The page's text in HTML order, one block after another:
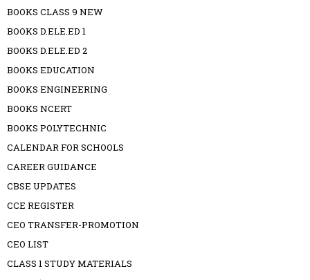
BOOKS CLASS 9 NEW
BOOKS D.ELE.ED 1
BOOKS D.ELE.ED 2
BOOKS EDUCATION
BOOKS ENGINEERING
BOOKS NCERT
BOOKS POLYTECHNIC
CALENDAR FOR SCHOOLS
CAREER GUIDANCE
CBSE UPDATES
CCE REGISTER
CEO TRANSFER-PROMOTION
CEO LIST
CLASS 1 STUDY MATERIALS